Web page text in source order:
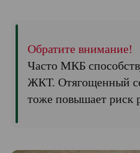
Обратите внимание!
Часто МКБ
ЖКТ. Отягощенный
тоже повышает риск